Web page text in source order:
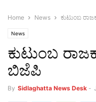
Home News ಕುಟುಂಬ
News
ಕುಟುಂಬ
ಬಿಜೆಪಿ
By Sidlaghatta News Desk -